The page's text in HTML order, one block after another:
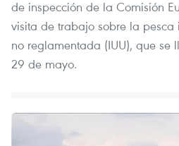
de inspección de la Comisión
visita de trabajo sobre la
no reglamentada (IUU), que se
29 de mayo.